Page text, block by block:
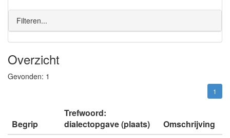
Filteren...
Overzicht
Gevonden: 1
1
Begrip
Trefwoord:
dialectopgave (plaats)
Omschrijving